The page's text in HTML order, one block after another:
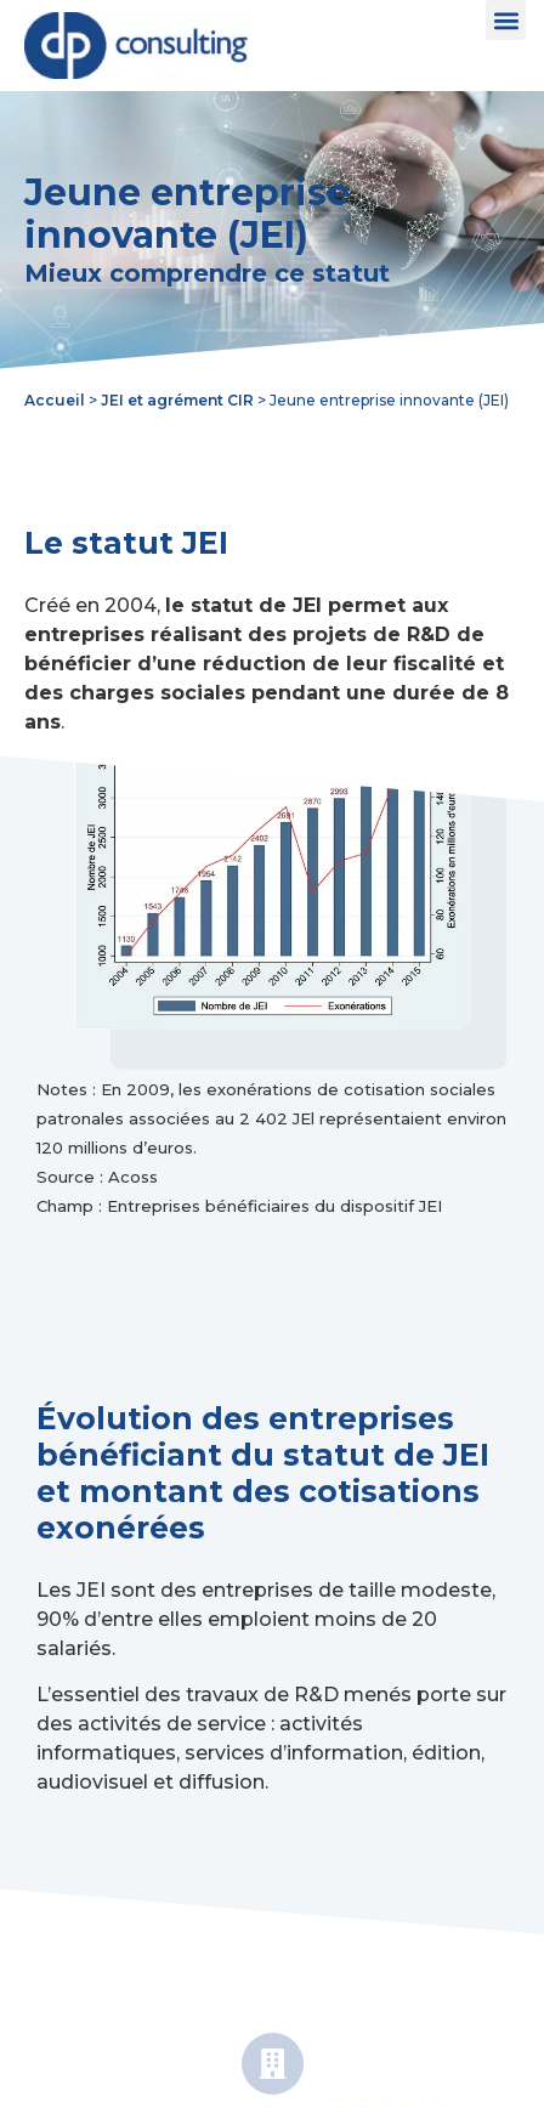
Jeune entreprise
innovante (JEI)
Mieux comprendre ce statut
Accueil > JEI et agrément CIR > Jeune entreprise innovante (JEI)
Le statut JEI
Créé en 2004, le statut de JEI permet aux
entreprises réalisant des projets de R&D de
bénéficier d’une réduction de leur fiscalité et
des charges sociales pendant une durée de 8
ans.
Notes : En 2009, les exonérations de cotisation sociales
patronales associées au 2 402 JEl représentaient environ
120 millions d’euros.
Source : Acoss
Champ : Entreprises bénéficiaires du dispositif JEI
Évolution des entreprises
bénéficiant du statut de JEI
et montant des cotisations
exonérées
Les JEI sont des entreprises de taille modeste,
90% d’entre elles emploient moins de 20
salariés.
L’essentiel des travaux de R&D menés porte sur
des activités de service : activités
informatiques, services d’information, édition,
audiovisuel et diffusion.